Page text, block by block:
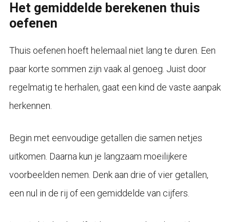
Het gemiddelde berekenen thuis
oefenen
Thuis oefenen hoeft helemaal niet lang te duren. Een
paar korte sommen zijn vaak al genoeg. Juist door
regelmatig te herhalen, gaat een kind de vaste aanpak
herkennen.
Begin met eenvoudige getallen die samen netjes
uitkomen. Daarna kun je langzaam moeilijkere
voorbeelden nemen. Denk aan drie of vier getallen,
een nul in de rij of een gemiddelde van cijfers.